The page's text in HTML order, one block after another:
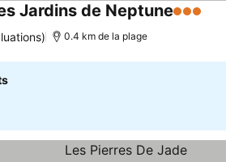
Jardins de Neptune3 Étoiles
0.4 km de la plage